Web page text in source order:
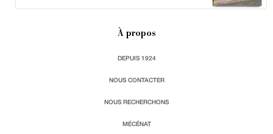
À propos
DEPUIS 1924
NOUS CONTACTER
NOUS RECHERCHONS
MÉCÉNAT